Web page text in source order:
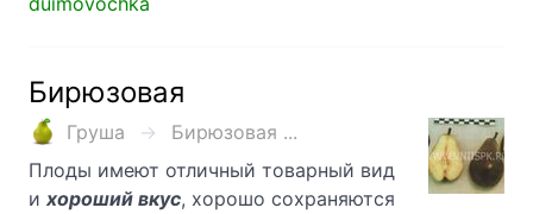
Бирюзовая
Груша
Бирюзовая ...
Плоды имеют отличный товарный вид
и хороший вкус, хорошо сохраняются